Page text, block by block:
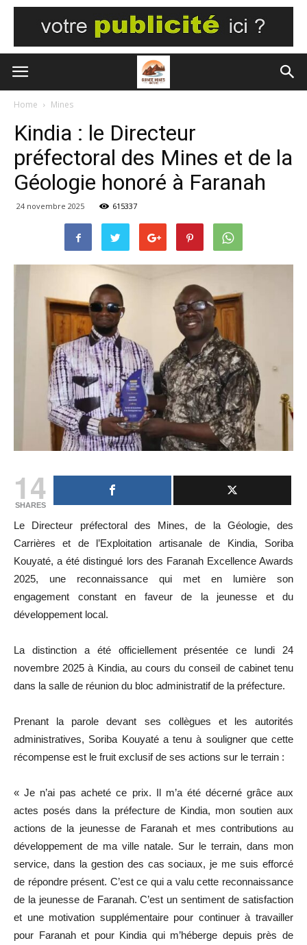
Home Mines
Kindia : le Directeur
préfectoral des Mines et de la
Géologie honoré à Faranah
24 novembre 2025 615337
14
SHARES
Le Directeur préfectoral des Mines, de la Géologie, des
Carrières et de l’Exploitation artisanale de Kindia, Soriba
Kouyaté, a été distingué lors des Faranah Excellence Awards
2025, une reconnaissance qui met en lumière son
engagement constant en faveur de la jeunesse et du
développement local.
La distinction a été officiellement présentée ce lundi 24
novembre 2025 à Kindia, au cours du conseil de cabinet tenu
dans la salle de réunion du bloc administratif de la préfecture.
Prenant la parole devant ses collègues et les autorités
administratives, Soriba Kouyaté a tenu à souligner que cette
récompense est le fruit exclusif de ses actions sur le terrain :
« Je n’ai pas acheté ce prix. Il m’a été décerné grâce aux
actes posés dans la préfecture de Kindia, mon soutien aux
actions de la jeunesse de Faranah et mes contributions au
développement de ma ville natale. Sur le terrain, dans mon
service, dans la gestion des cas sociaux, je me suis efforcé
de répondre présent. C’est ce qui a valu cette reconnaissance
de la jeunesse de Faranah. C’est un sentiment de satisfaction
et une motivation supplémentaire pour continuer à travailler
pour Faranah et pour Kindia qui m’héberge depuis près de